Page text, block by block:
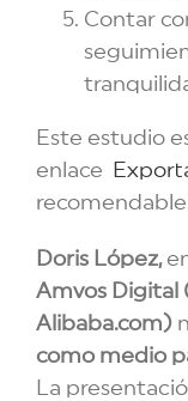
Contar
Este estudio
enlace
Doris López,
Amvos Digital
Alibaba.com)
como medio
La